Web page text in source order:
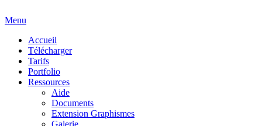
Menu
Accueil
Télécharger
Tarifs
Portfolio
Ressources
Aide
Documents
Extension Graphismes
Galerie